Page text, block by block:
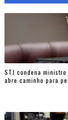
STJ condena
abre caminho para